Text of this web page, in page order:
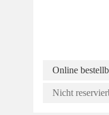
Online
Nicht